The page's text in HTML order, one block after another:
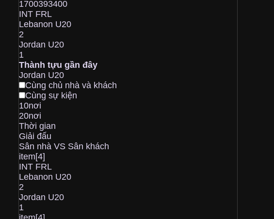
1700393400
INT FRL
Lebanon U20
2
Jordan U20
1
Thành tựu gần đây
Jordan U20
Cùng chủ nhà và khách
Cùng sự kiện
10nơi
20nơi
Thời gian
Giải đấu
Sân nhà VS Sân khách
item[4]
INT FRL
Lebanon U20
2
Jordan U20
1